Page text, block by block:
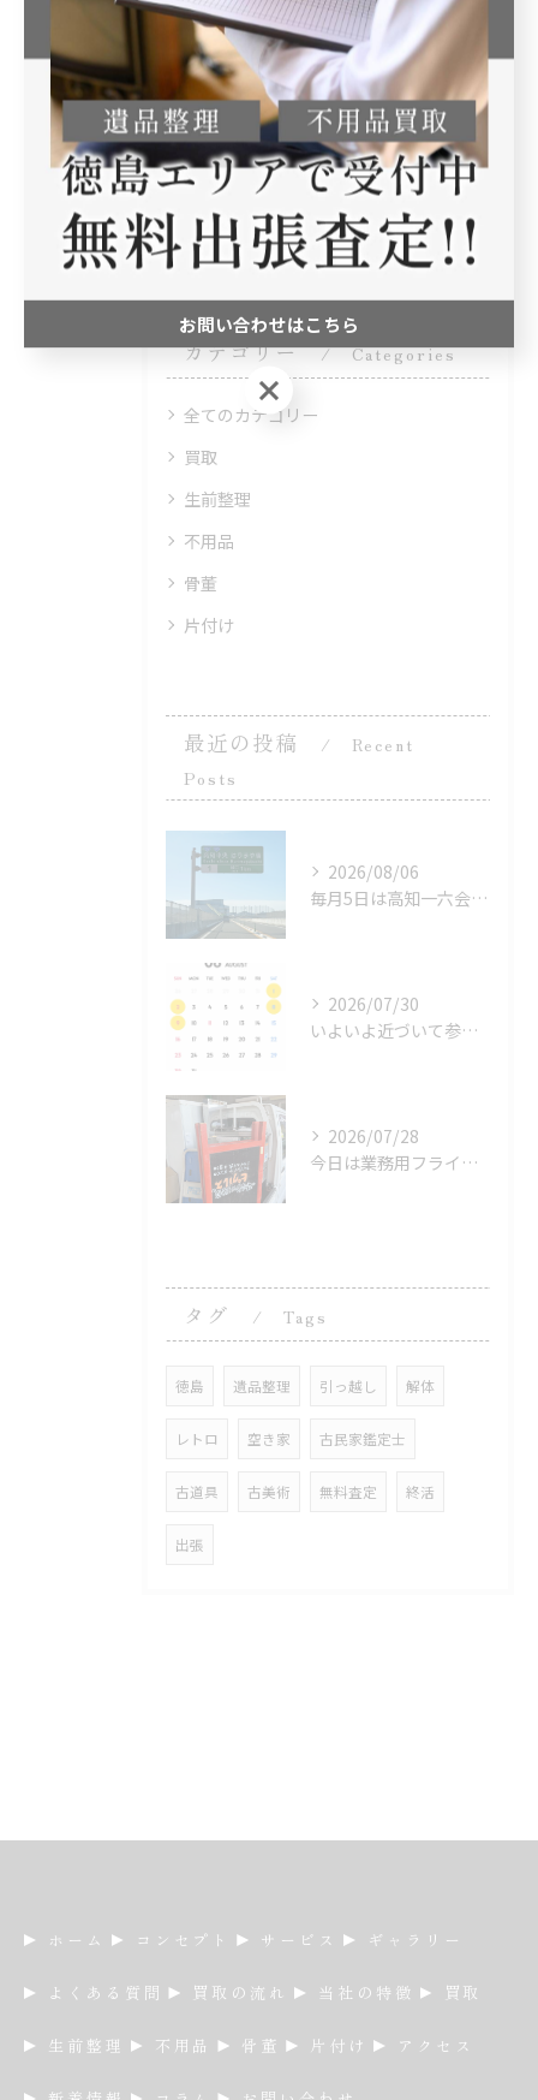
徳島で不用品の買取を迅速に実施徳島などで骨董品の買
取を実施
< 前のページ 一覧に戻る 次のページ >
カテゴリー Categories
全てのカテゴリー
買取
生前整理
不用品
骨董
片付け
最近の投稿
Recent
Posts
2026/08/06
毎月5日は高知一六会 業者市場。
2026/07/30
いよいよ近づいて参りましたなかやガレージセール！嫁が早朝のみ...
2026/07/28
今日は業務用フライヤーや冷凍庫、16畳用クーラー、冷蔵庫、洗...
タグ Tags
徳島 遺品整理 引っ越し 解体
レトロ 空き家 古民家鑑定士
古道具 古美術 無料査定 終活
出張
ホーム コンセプト サービス ギャラリー
よくある質問 買取の流れ 当社の特徴 買取
生前整理 不用品 骨董 片付け アクセス
お問い合わせはこちら
お問い合わせはこちら